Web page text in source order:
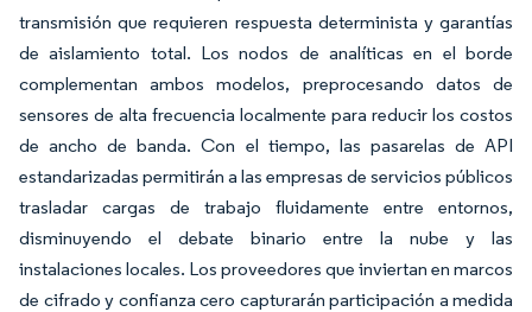
transmisión que requieren respuesta determinista y garantías
de aislamiento total. Los nodos de analíticas en el borde
complementan ambos modelos, preprocesando datos de
sensores de alta frecuencia localmente para reducir los costos
de ancho de banda. Con el tiempo, las pasarelas de API
estandarizadas permitirán a las empresas de servicios públicos
trasladar cargas de trabajo fluidamente entre entornos,
disminuyendo el debate binario entre la nube y las
instalaciones locales. Los proveedores que inviertan en marcos
de cifrado y confianza cero capturarán participación a medida